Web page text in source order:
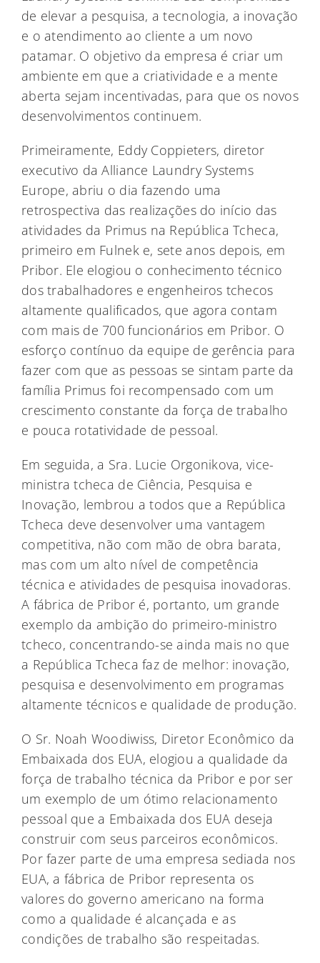
de elevar a pesquisa, a tecnologia, a inovação
e o atendimento ao cliente a um novo
patamar. O objetivo da empresa é criar um
ambiente em que a criatividade e a mente
aberta sejam incentivadas, para que os novos
desenvolvimentos continuem.
Primeiramente, Eddy Coppieters, diretor
executivo da Alliance Laundry Systems
Europe, abriu o dia fazendo uma
retrospectiva das realizações do início das
atividades da Primus na República Tcheca,
primeiro em Fulnek e, sete anos depois, em
Pribor. Ele elogiou o conhecimento técnico
dos trabalhadores e engenheiros tchecos
altamente qualificados, que agora contam
com mais de 700 funcionários em Pribor. O
esforço contínuo da equipe de gerência para
fazer com que as pessoas se sintam parte da
família Primus foi recompensado com um
crescimento constante da força de trabalho
e pouca rotatividade de pessoal.
Em seguida, a Sra. Lucie Orgonikova, vice-
ministra tcheca de Ciência, Pesquisa e
Inovação, lembrou a todos que a República
Tcheca deve desenvolver uma vantagem
competitiva, não com mão de obra barata,
mas com um alto nível de competência
técnica e atividades de pesquisa inovadoras.
A fábrica de Pribor é, portanto, um grande
exemplo da ambição do primeiro-ministro
tcheco, concentrando-se ainda mais no que
a República Tcheca faz de melhor: inovação,
pesquisa e desenvolvimento em programas
altamente técnicos e qualidade de produção.
O Sr. Noah Woodiwiss, Diretor Econômico da
Embaixada dos EUA, elogiou a qualidade da
força de trabalho técnica da Pribor e por ser
um exemplo de um ótimo relacionamento
pessoal que a Embaixada dos EUA deseja
construir com seus parceiros econômicos.
Por fazer parte de uma empresa sediada nos
EUA, a fábrica de Pribor representa os
valores do governo americano na forma
como a qualidade é alcançada e as
condições de trabalho são respeitadas.